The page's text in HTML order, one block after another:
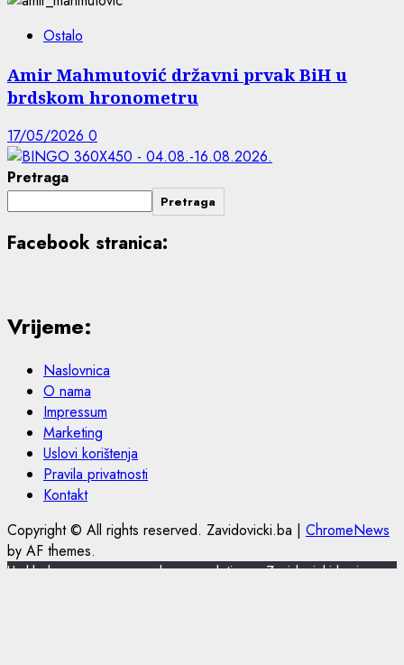
Ostalo
Amir Mahmutović državni prvak BiH u
brdskom hronometru
17/05/2026 0
Pretraga
Pretraga
Facebook stranica:
Vrijeme:
Naslovnica
O nama
Impressum
Marketing
Uslovi korištenja
Pravila privatnosti
Kontakt
Copyright © All rights reserved. Zavidovicki.ba | ChromeNews
by AF themes.
U skladu s novom europskom regulativom, Zavidovicki.ba je